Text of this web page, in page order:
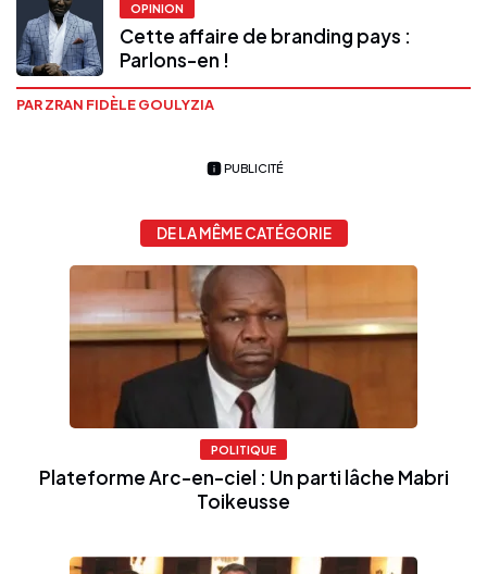
OPINION
Cette affaire de branding pays :
Parlons-en !
PAR ZRAN FIDÈLE GOULYZIA
PUBLICITÉ
DE LA MÊME CATÉGORIE
POLITIQUE
Plateforme Arc-en-ciel : Un parti lâche Mabri
Toikeusse